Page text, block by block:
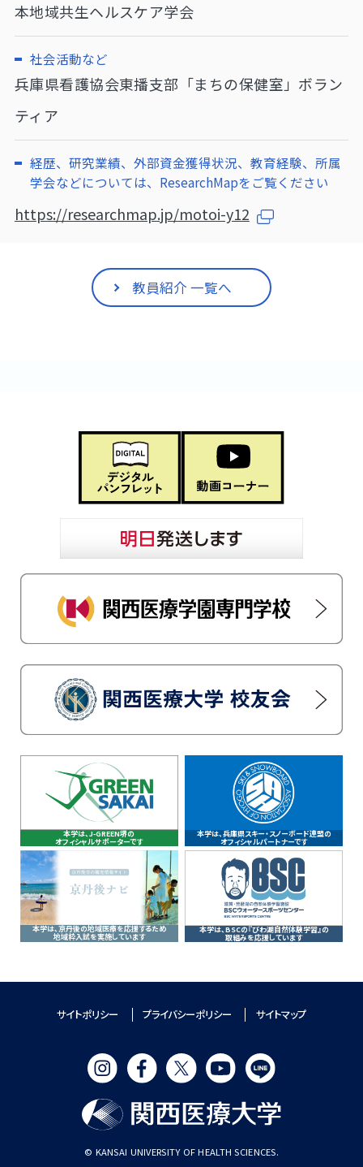
本地域共生ヘルスケア学会
社会活動など
兵庫県看護協会東播支部「まちの保健室」ボラン
ティア
経歴、研究業績、外部資金獲得状況、教育経験、所属
学会などについては、ResearchMapをご覧ください
https://researchmap.jp/motoi-y12
教員紹介 一覧へ
本学は、J-GREEN堺の
オフィシャルサポーターです
本学は、兵庫県スキー・スノーボード連盟の
オフィシャルパートナーです
本学は、京丹後の地域医療を応援するため
地域枠入試を実施しています
本学は、BSCの『びわ湖自然体験学習』の
取組みを応援しています
サイトポリシー プライバシーポリシー サイトマップ
© KANSAI UNIVERSITY OF HEALTH SCIENCES.